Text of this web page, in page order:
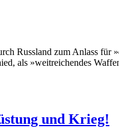
Russland zum Anlass
als »weitreichendes
und Krieg!